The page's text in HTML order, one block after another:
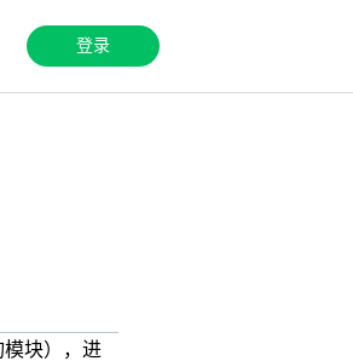
登录
块），进